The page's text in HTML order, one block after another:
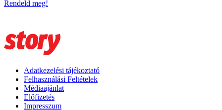
Rendeld meg!
Adatkezelési tájékoztató
Felhasználási Feltételek
Médiaajánlat
Előfizetés
Impresszum